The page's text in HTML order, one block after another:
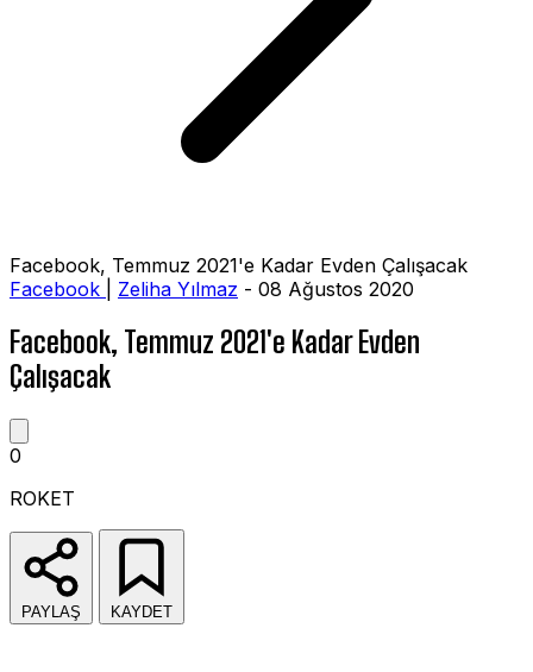
Facebook, Temmuz 2021'e Kadar Evden Çalışacak
Facebook
Zeliha Yılmaz - 08 Ağustos 2020
Facebook, Temmuz 2021'e Kadar Evden
Çalışacak
0
ROKET
PAYLAŞ KAYDET